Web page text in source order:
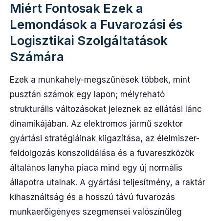
Miért Fontosak Ezek a
Lemondások a Fuvarozási és
Logisztikai Szolgáltatások
Számára
Ezek a munkahely-megszűnések többek, mint
pusztán számok egy lapon; mélyreható
strukturális változásokat jeleznek az ellátási lánc
dinamikájában. Az elektromos jármű szektor
gyártási stratégiáinak kiigazítása, az élelmiszer-
feldolgozás konszolidálása és a fuvareszközök
általános lanyha piaca mind egy új normális
állapotra utalnak. A gyártási teljesítmény, a raktár
kihasználtság és a hosszú távú fuvarozás
munkaerőigényes szegmensei valószínűleg